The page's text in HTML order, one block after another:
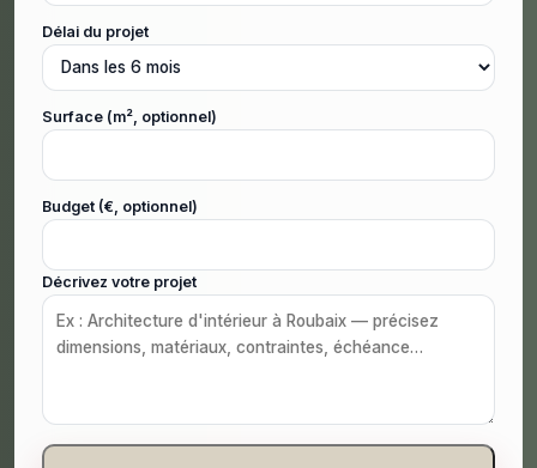
Délai du projet
Surface (m², optionnel)
Budget (€, optionnel)
Décrivez votre projet